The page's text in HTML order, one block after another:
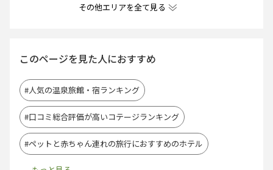
その他エリアを全て見る
このページを見た人におすすめ
#人気の温泉旅館・宿ランキング
#口コミ総合評価が高いコテージランキング
#ペットと赤ちゃん連れの旅行におすすめのホテル